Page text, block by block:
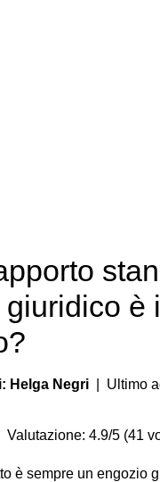
è il
Helga Negri | Ultimo
Valutazione: 4.9/5 (41
è sempre un engozio